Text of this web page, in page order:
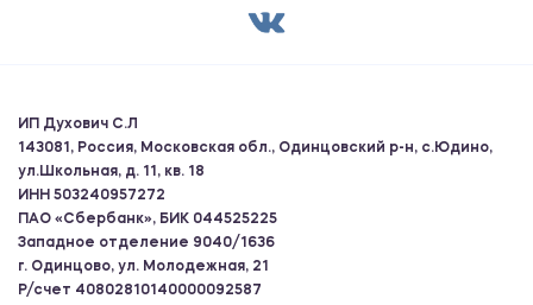
ИП Духович С.Л
143081, Россия, Московская обл., Одинцовский р-н, с.Юдино,
ул.Школьная, д. 11, кв. 18
ИНН 503240957272
ПАО «Сбербанк», БИК 044525225
Западное отделение 9040/1636
г. Одинцово, ул. Молодежная, 21
Р/счет 40802810140000092587